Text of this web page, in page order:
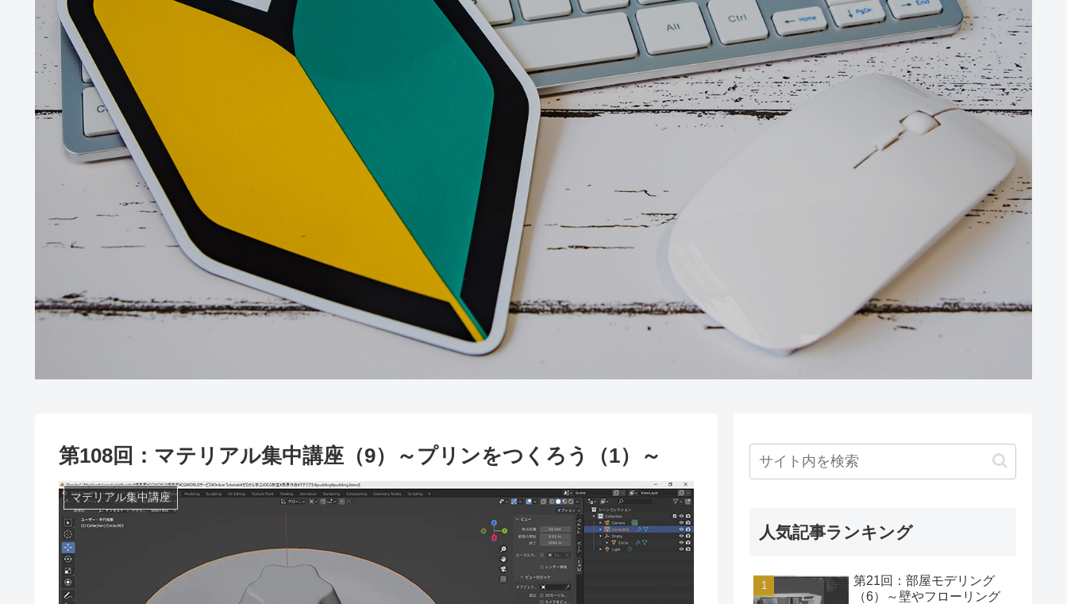
第108回：マテリアル集中講座（9）～プリンをつくろう（1）～
マテリアル集中講座
人気記事ランキング
第21回：部屋モデリング
（6）～壁やフローリング